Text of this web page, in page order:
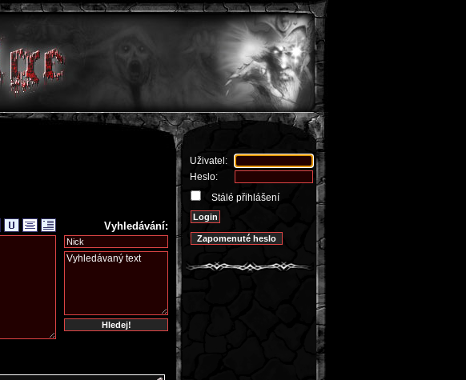
Vyhledávání:
Uživatel:
Heslo:
Stálé přihlášení